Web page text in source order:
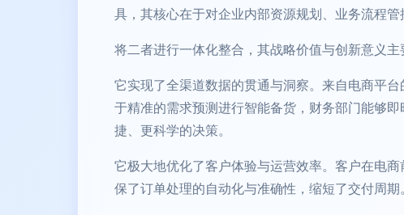
具，其核心在于对企业内部资源规划、业务流程
将二者进行一体化整合，其战略价值与创新意义主
它实现了全渠道数据的贯通与洞察。来自电商平
于精准的需求预测进行智能备货，财务部门能够
捷、更科学的决策。
它极大地优化了客户体验与运营效率。客户在电
保了订单处理的自动化与准确性，缩短了交付周